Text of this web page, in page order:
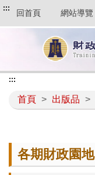
::: 回首頁 網站導覽
首頁 > 出版品 >
:::
各期財政園地